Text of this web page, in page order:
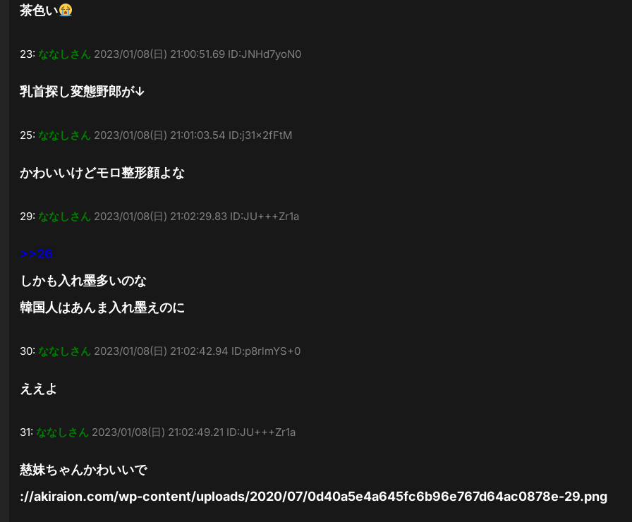
茶色い
23: ななしさん 2023/01/08(日) 21:00:51.69 ID:JNHd7yoN0
乳首探し変態野郎が↓
25: ななしさん 2023/01/08(日) 21:01:03.54 ID:j31x2fFtM
かわいいけどモロ整形顔よな
29: ななしさん 2023/01/08(日) 21:02:29.83 ID:JU+++Zr1a
>>26
しかも入れ墨多いのな
韓国人はあんま入れ墨えのに
30: ななしさん 2023/01/08(日) 21:02:42.94 ID:p8rlmYS+0
ええよ
31: ななしさん 2023/01/08(日) 21:02:49.21 ID:JU+++Zr1a
慈妹ちゃんかわいいで
://akiraion.com/wp-content/uploads/2020/07/0d40a5e4a645fc6b96e767d64ac0878e-29.png